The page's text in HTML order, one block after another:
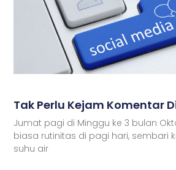
Tak Perlu Kejam Komentar
Jumat pagi di Minggu ke 3 bulan
biasa rutinitas di pagi hari, sembari
suhu air